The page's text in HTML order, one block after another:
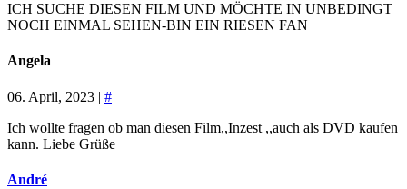
ICH SUCHE DIESEN FILM UND MÖCHTE IN UNBEDINGT
NOCH EINMAL SEHEN-BIN EIN RIESEN FAN
Angela
06. April, 2023 | #
Ich wollte fragen ob man diesen Film,,Inzest ,,auch als DVD kaufen
kann. Liebe Grüße
André